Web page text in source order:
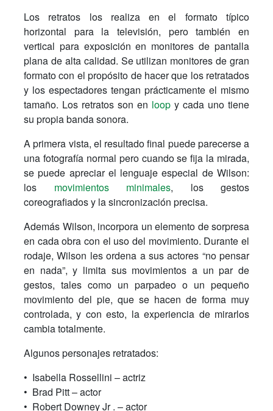
Los retratos los realiza en el formato típico
horizontal para la televisión, pero también en
vertical para exposición en monitores de pantalla
plana de alta calidad. Se utilizan monitores de gran
formato con el propósito de hacer que los retratados
y los espectadores tengan prácticamente el mismo
tamaño. Los retratos son en loop y cada uno tiene
su propia banda sonora.
A primera vista, el resultado final puede parecerse a
una fotografía normal pero cuando se fija la mirada,
se puede apreciar el lenguaje especial de Wilson:
los movimientos minimales, los gestos
coreografiados y la sincronización precisa.
Además Wilson, incorpora un elemento de sorpresa
en cada obra con el uso del movimiento. Durante el
rodaje, Wilson les ordena a sus actores “no pensar
en nada”, y limita sus movimientos a un par de
gestos, tales como un parpadeo o un pequeño
movimiento del pie, que se hacen de forma muy
controlada, y con esto, la experiencia de mirarlos
cambia totalmente.
Algunos personajes retratados:
• Isabella Rossellini – actriz
• Brad Pitt – actor
• Robert Downey Jr . – actor